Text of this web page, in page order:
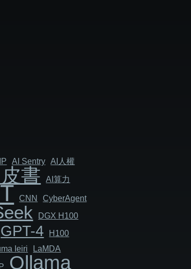
AI Sentry AI人權
書 AI算力
CNN
Cyber​​Agent
DGX H100
GPT-4
H100
Ieiri LaMDA
Ollama